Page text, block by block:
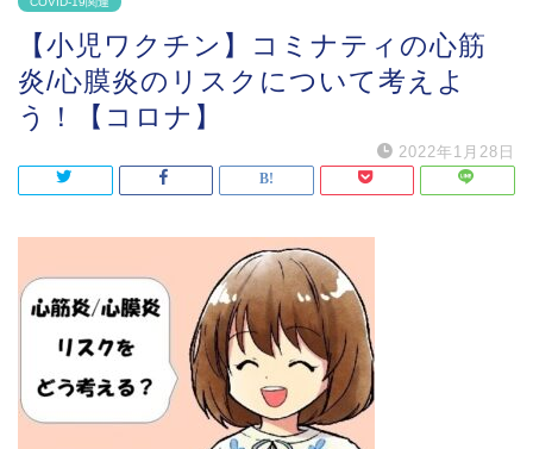
【小児ワクチン】コミナティの心筋
炎/心膜炎のリスクについて考えよ
う！【コロナ】
2022年1月28日